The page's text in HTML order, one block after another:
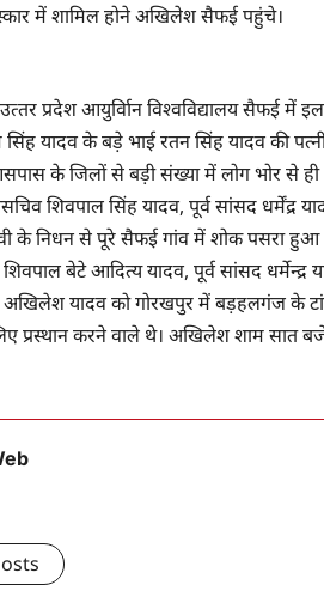
में शामिल होने अखिलेश सैफई पहुंचे।
प्रदेश आयुर्विान विश्‍वविद्यालय सैफई
सिंह यादव के बड़े भाई रतन सिंह यादव की
के जिलों से बड़ी संख्‍या में लोग भोर से ही
शिवपाल सिंह यादव, पूर्व सांसद
के निधन से पूरे सैफई गांव में शोक पसरा हुआ
बेटे आदित्य यादव, पूर्व सांसद
यादव को गोरखपुर में बड़हलगंज के टांड़ा
प्रस्‍थान करने वाले थे। अखिलेश शाम सात